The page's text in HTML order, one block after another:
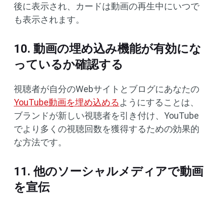
後に表示され、カードは動画の再生中にいつで
も表示されます。
10. 動画の埋め込み機能が有効にな
っているか確認する
視聴者が自分のWebサイトとブログにあなたの
YouTube動画を埋め込めるようにすることは、
ブランドが新しい視聴者を引き付け、YouTube
でより多くの視聴回数を獲得するための効果的
な方法です。
11. 他のソーシャルメディアで動画
を宣伝